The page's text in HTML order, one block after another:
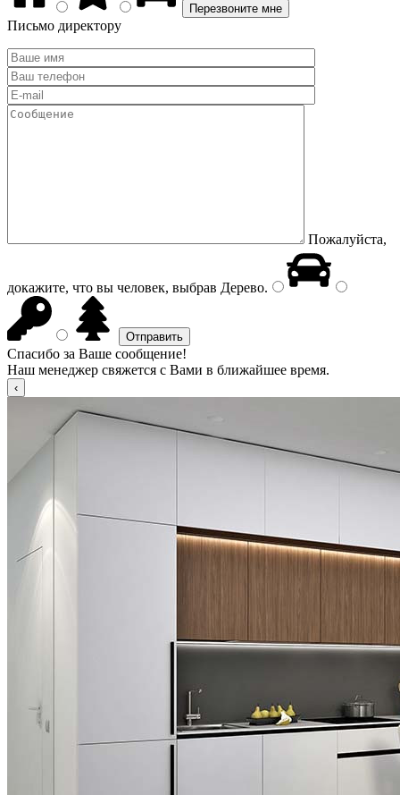
Письмо директору
Пожалуйста,
докажите, что вы человек, выбрав Дерево.
Спасибо за Ваше сообщение!
Наш менеджер свяжется с Вами в ближайшее время.